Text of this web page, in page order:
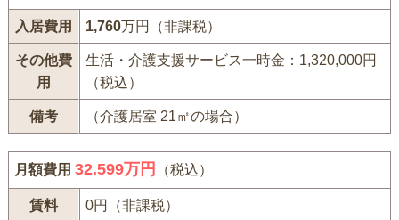
入居費用 1,760万円（非課税）
その他費
用
生活・介護支援サービス一時金：1,320,000円
（税込）
備考 （介護居室 21㎡の場合）
月額費用32.599万円 （税込）
賃料 0円（非課税）